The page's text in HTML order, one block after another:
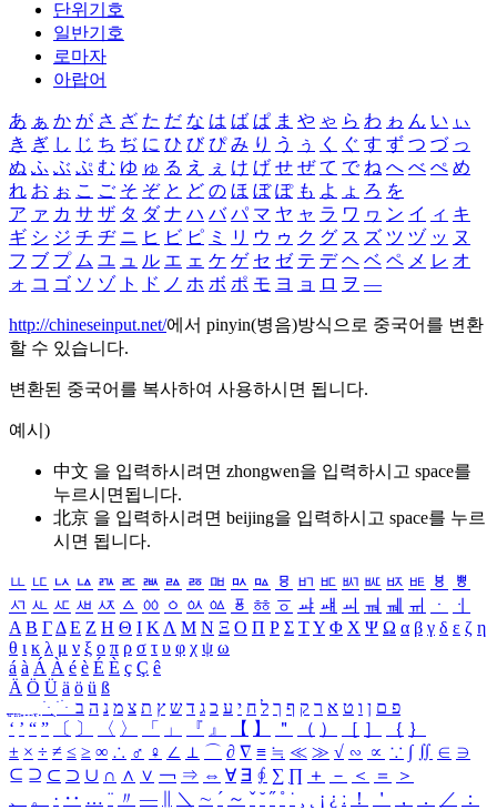
단위기호
일반기호
로마자
아랍어
あ ぁ か が さ ざ た だ な は ば ぱ ま や ゃ ら わ ゎ ん い ぃ
き ぎ し じ ち ぢ に ひ び ぴ み り う ぅ く ぐ す ず つ づ っ
ぬ ふ ぶ ぷ む ゆ ゅ る え ぇ け げ せ ぜ て で ね へ べ ぺ め
れ お ぉ こ ご そ ぞ と ど の ほ ぼ ぽ も よ ょ ろ を
ア ァ カ サ ザ タ ダ ナ ハ バ パ マ ヤ ャ ラ ワ ヮ ン イ ィ キ
ギ シ ジ チ ヂ ニ ヒ ビ ピ ミ リ ウ ゥ ク グ ス ズ ツ ヅ ッ ヌ
フ ブ プ ム ユ ュ ル エ ェ ケ ゲ セ ゼ テ デ ヘ ベ ペ メ レ オ
ォ コ ゴ ソ ゾ ト ド ノ ホ ボ ポ モ ヨ ョ ロ ヲ ―
http://chineseinput.net/에서 pinyin(병음)방식으로 중국어를 변환
할 수 있습니다.
변환된 중국어를 복사하여 사용하시면 됩니다.
예시)
中文 을 입력하시려면 zhongwen을 입력하시고 space를
누르시면됩니다.
北京 을 입력하시려면 beijing을 입력하시고 space를 누르
시면 됩니다.
ㅥ ㅦ ㅧ ㅨ ㅩ ㅪ ㅫ ㅬ ㅭ ㅮ ㅯ ㅰ ㅱ ㅲ ㅳ ㅴ ㅵ ㅶ ㅷ ㅸ
ㅹ
ㅺ ㅻ ㅼ ㅽ ㅾ ㅿ ㆀ ㆁ ㆂ ㆃ ㆄ ㆅ ㆆ ㆇ ㆈ ㆉ ㆊ ㆋ ㆌ ㆍ
ㆎ
Α Β ΓΔ Ε Ζ Η Θ Ι ΚΛ Μ Ν Ξ Ο Π Ρ Σ ΤΥ Φ Χ Ψ Ω α β γ δ ε ζ η
θ ι κ λ μ ν ξ ο π ρ σ τ υ φ χ ψ ω
á à Á À é è É È ç Ç ê
Ä Ö Ü ä ö ü ß
ִֶֹ ֻּ ׁׂ פ ם ן ו ט א ר ק ף ך ל ח י ע כ ג ד ש ץ ת צ מ נ ה ב
‘ ’ “ ” 〔 〕 〈 〉 「 」 『 』 【 】 ＂ （ ） ［ ］ ｛ ｝
± × ÷ ≠ ≤ ≥ ∞ ∴ ♂ ♀ ∠ ⊥ ⌒ ∂ ∇ ≡ ≒ ≪ ≫ √ ∽ ∝ ∵ ∫ ∬ ∈ ∋
⊆ ⊇ ⊂ ⊃ ∪ ∩ ∧ ∨ ￢ ⇒ ⇔ ∀ ∃ ∮ ∑ ∏ ＋ － ＜ ＝
＞
、
。 · ‥ … ¨ 〃 ― ＼ ∼ ´ ～ ˇ ˘ ˝ ˚ ˙ ¸ ¡ ¿ ː ！ ＇ ， ． ／
：